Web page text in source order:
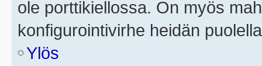
ole porttikiellossa. On myös
konfigurointivirhe heidän
Ylös